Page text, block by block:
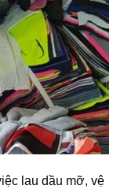
lau dầu mỡ, vệ